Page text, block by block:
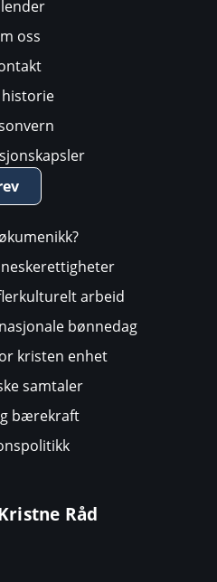
oss
arbeid
bønnedag
kristen enhet
samtaler
bærekraft
Råd